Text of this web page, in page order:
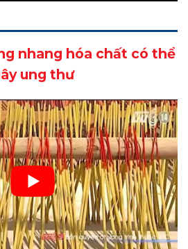
nhang hóa chất có thể
ung thư